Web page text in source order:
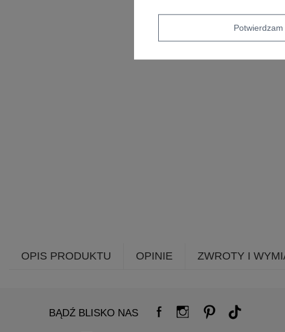
OPIS PRODUKTU OPINIE ZWROTY I
BĄDŹ BLISKO NAS